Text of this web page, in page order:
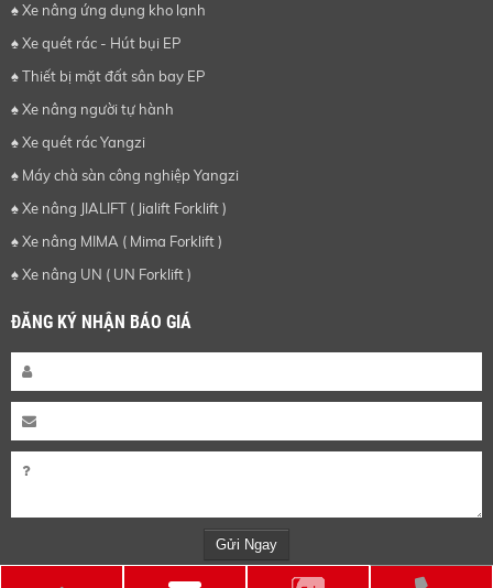
♠ Xe nâng ứng dụng kho lạnh
♠ Xe quét rác - Hút bụi EP
♠ Thiết bị mặt đất sân bay EP
♠ Xe nâng người tự hành
♠ Xe quét rác Yangzi
♠ Máy chà sàn công nghiệp Yangzi
♠ Xe nâng JIALIFT ( Jialift Forklift )
♠ Xe nâng MIMA ( Mima Forklift )
♠ Xe nâng UN ( UN Forklift )
ĐĂNG KÝ NHẬN BÁO GIÁ